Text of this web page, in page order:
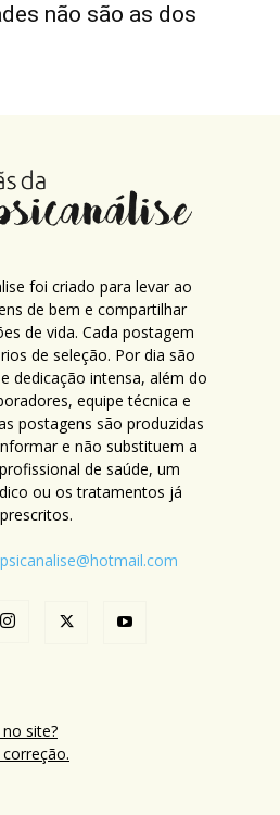
não são as dos
foi criado para levar ao
de bem e compartilhar
de vida. Cada postagem
de seleção. Por dia são
dedicação intensa, além do
equipe técnica e
postagens são produzidas
e não substituem a
de saúde, um
ou os tratamentos já
prescritos.
site?